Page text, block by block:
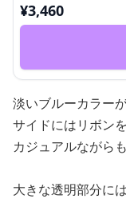
¥3,460
淡いブルーカラー
サイドにはリボン
カジュアルながら
大きな透明部分に